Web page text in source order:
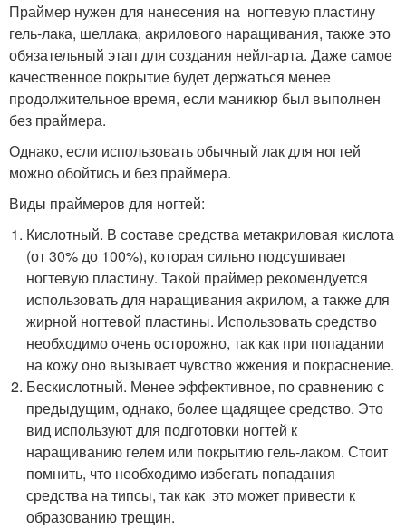
Праймер нужен для нанесения на ногтевую пластину
гель-лака, шеллака, акрилового наращивания, также это
обязательный этап для создания нейл-арта. Даже самое
качественное покрытие будет держаться менее
продолжительное время, если маникюр был выполнен
без праймера.
Однако, если использовать обычный лак для ногтей
можно обойтись и без праймера.
Виды праймеров для ногтей:
Кислотный. В составе средства метакриловая кислота
(от 30% до 100%), которая сильно подсушивает
ногтевую пластину. Такой праймер рекомендуется
использовать для наращивания акрилом, а также для
жирной ногтевой пластины. Использовать средство
необходимо очень осторожно, так как при попадании
на кожу оно вызывает чувство жжения и покраснение.
Бескислотный. Менее эффективное, по сравнению с
предыдущим, однако, более щадящее средство. Это
вид используют для подготовки ногтей к
наращиванию гелем или покрытию гель-лаком. Стоит
помнить, что необходимо избегать попадания
средства на типсы, так как это может привести к
образованию трещин.